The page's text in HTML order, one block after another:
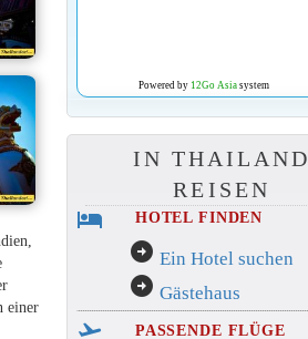
einer
Powered by 12Go Asiasystem
IN THAILAND
REISEN
hotel HOTEL FINDEN
arrow_circle_right Ein Hotel suchen
arrow_circle_right Gästehaus
flight_takeoff
PASSENDE FLÜGE